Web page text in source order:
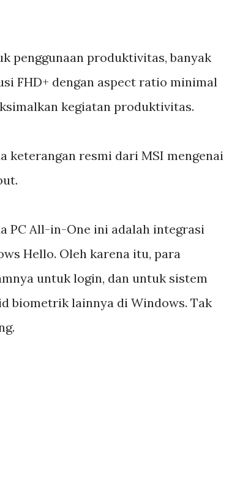
penggunaan produktivitas, banyak
FHD+ dengan aspect ratio minimal
kegiatan produktivitas.
keterangan resmi dari MSI mengenai
PC All-in-One ini adalah integrasi
Hello. Oleh karena itu, para
untuk login, dan untuk sistem
biometrik lainnya di Windows. Tak